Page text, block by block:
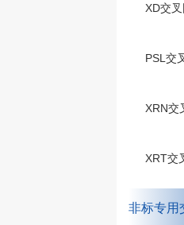
XD交
PSL交
XRN交
XRT交
非标专用